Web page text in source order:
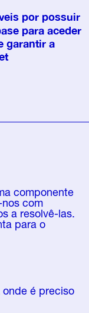
por possuir
para aceder
garantir a
componente
com
a resolvê-las.
para o
onde é preciso